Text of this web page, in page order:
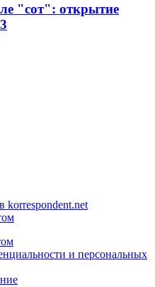
"сот": открытие
korrespondent.net
и персональных